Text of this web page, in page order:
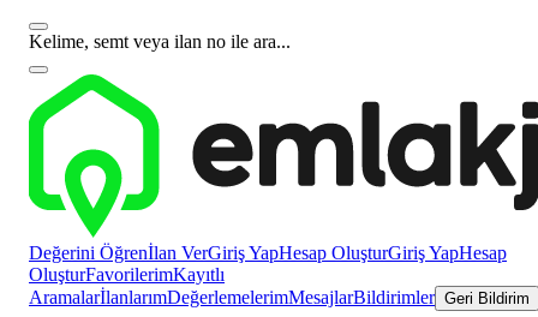
Kelime, semt veya ilan no ile ara...
Değerini Öğrenİlan VerGiriş YapHesap OluşturGiriş YapHesap
OluşturFavorilerimKayıtlı
AramalarİlanlarımDeğerlemelerimMesajlarBildirimler Geri Bildirim